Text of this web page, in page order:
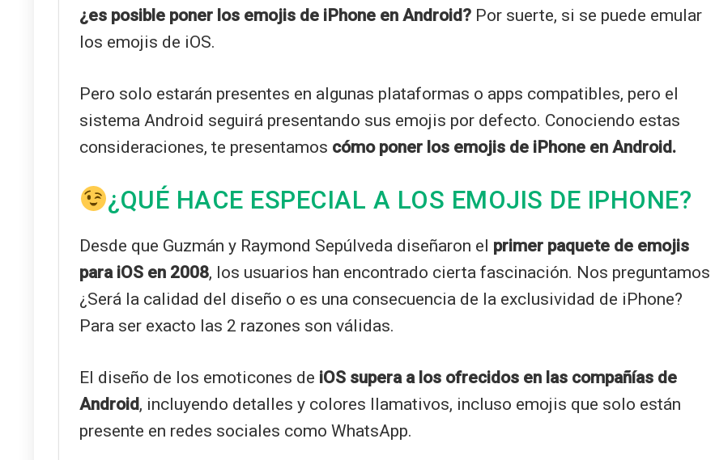
¿es posible poner los emojis de iPhone en Android? Por suerte, si se puede emular
los emojis de iOS.
Pero solo estarán presentes en algunas plataformas o apps compatibles, pero el
sistema Android seguirá presentando sus emojis por defecto. Conociendo estas
consideraciones, te presentamos cómo poner los emojis de iPhone en Android.
¿QUÉ HACE ESPECIAL A LOS EMOJIS DE IPHONE?
Desde que Guzmán y Raymond Sepúlveda diseñaron el primer paquete de emojis
para iOS en 2008, los usuarios han encontrado cierta fascinación. Nos preguntamos
¿Será la calidad del diseño o es una consecuencia de la exclusividad de iPhone?
Para ser exacto las 2 razones son válidas.
El diseño de los emoticones de iOS supera a los ofrecidos en las compañías de
Android, incluyendo detalles y colores llamativos, incluso emojis que solo están
presente en redes sociales como WhatsApp.